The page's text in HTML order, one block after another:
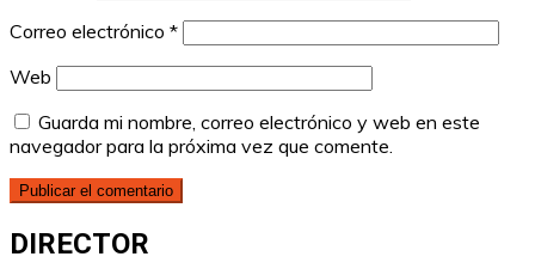
Correo electrónico *
Web
Guarda mi nombre, correo electrónico y web en este
navegador para la próxima vez que comente.
DIRECTOR